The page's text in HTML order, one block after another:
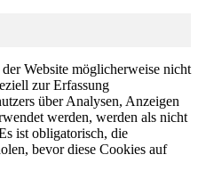
Website möglicherweise nicht
zur Erfassung
über Analysen, Anzeigen
werden, werden als nicht
ist obligatorisch, die
bevor diese Cookies auf